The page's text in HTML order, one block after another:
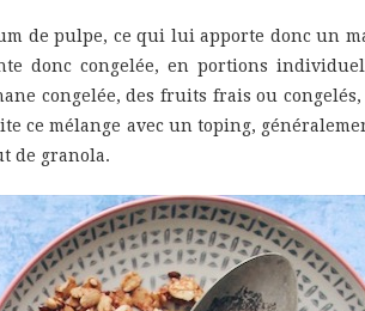
de pulpe, ce qui lui apporte donc un
donc congelée, en portions
congelée, des fruits frais ou
ce mélange avec un toping,
de granola.